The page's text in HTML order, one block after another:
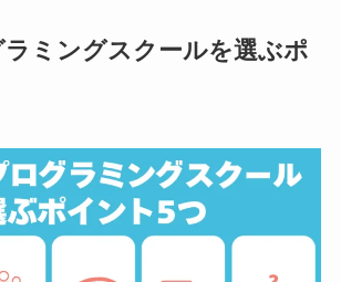
ミングスクールを選ぶポ